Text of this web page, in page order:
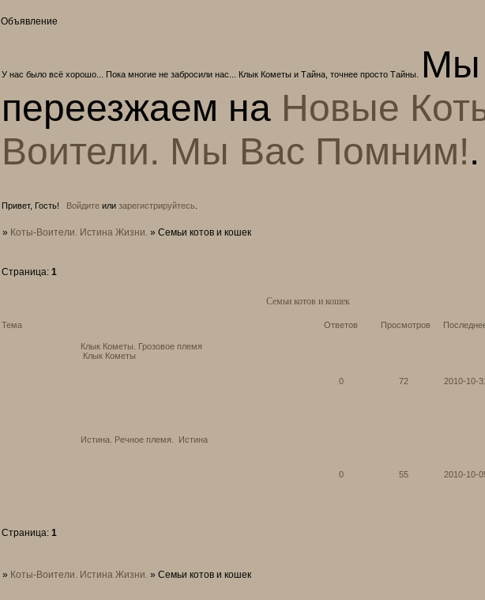
Объявление
У нас было всё хорошо... Пока многие не забросили нас... Клык Кометы и Тайна, точнее просто Тайны.
Мы
переезжаем на Новые
Воители. Мы Вас Помним!.
Привет, Гость! Войдитеили зарегистрируйтесь
» Коты-Воители. Истина Жизни. »Семьи котов и кошек
Семьи котов и кошек
Страница:1
Тема Ответов Просмотров
Клык Кометы. Грозовое племя
Клык Кометы
0 72 2010-10-
Истина. Речное племя. Истина
0 55 2010-10-
Страница:1
» Коты-Воители. Истина Жизни. »Семьи котов и кошек